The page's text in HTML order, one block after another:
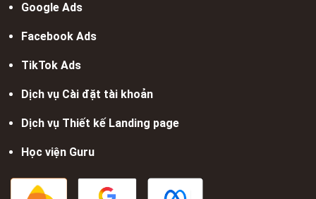
Google Ads
Facebook Ads
TikTok Ads
Dịch vụ Cài đặt tài khoản
Dịch vụ Thiết kế Landing page
Học viện Guru